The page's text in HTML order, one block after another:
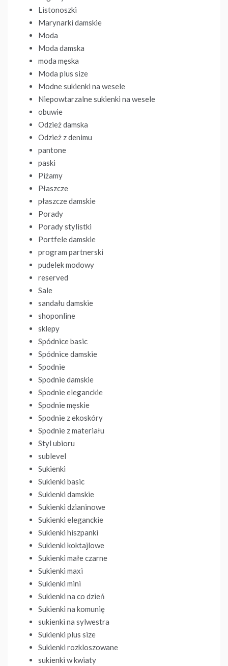
Listonoszki
Marynarki damskie
Moda
Moda damska
moda męska
Moda plus size
Modne sukienki na wesele
Niepowtarzalne sukienki na wesele
obuwie
Odzież damska
Odzież z denimu
pantone
paski
Piżamy
Płaszcze
płaszcze damskie
Porady
Porady stylistki
Portfele damskie
program partnerski
pudelek modowy
reserved
Sale
sandału damskie
shoponline
sklepy
Spódnice basic
Spódnice damskie
Spodnie
Spodnie damskie
Spodnie eleganckie
Spodnie męskie
Spodnie z ekoskóry
Spodnie z materiału
Styl ubioru
sublevel
Sukienki
Sukienki basic
Sukienki damskie
Sukienki dzianinowe
Sukienki eleganckie
Sukienki hiszpanki
Sukienki koktajlowe
Sukienki małe czarne
Sukienki maxi
Sukienki mini
Sukienki na co dzień
Sukienki na komunię
sukienki na sylwestra
Sukienki plus size
Sukienki rozkloszowane
sukienki w kwiaty